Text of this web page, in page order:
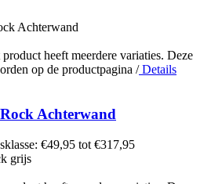
heeft meerdere variaties. Deze
op de productpagina /Details
Achterwand
€49,95 tot €317,95